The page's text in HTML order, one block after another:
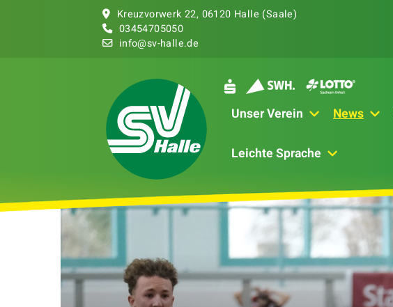
Kreuzvorwerk 22, 06120 Halle (Saale)
03454705050
info@sv-halle.de
Unser Verein News
Leichte Sprache